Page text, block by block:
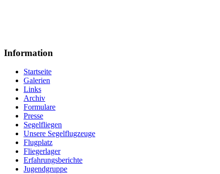
Information
Startseite
Galerien
Links
Archiv
Formulare
Presse
Segelfliegen
Unsere Segelflugzeuge
Flugplatz
Fliegerlager
Erfahrungsberichte
Jugendgruppe